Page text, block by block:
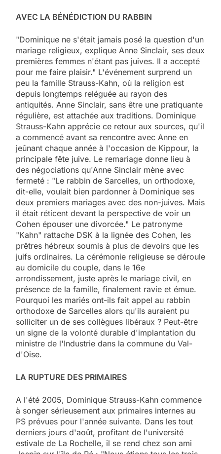
AVEC LA BÉNÉDICTION DU RABBIN
"Dominique ne s'était jamais posé la question d'un
mariage religieux, explique Anne Sinclair, ses deux
premières femmes n'étant pas juives. Il a accepté
pour me faire plaisir." L'événement surprend un
peu la famille Strauss-Kahn, où la religion est
depuis longtemps reléguée au rayon des
antiquités. Anne Sinclair, sans être une pratiquante
régulière, est attachée aux traditions. Dominique
Strauss-Kahn apprécie ce retour aux sources, qu'il
a commencé avant sa rencontre avec Anne en
jeûnant chaque année à l'occasion de Kippour, la
principale fête juive. Le remariage donne lieu à
des négociations qu'Anne Sinclair mène avec
fermeté : "Le rabbin de Sarcelles, un orthodoxe,
dit-elle, voulait bien pardonner à Dominique ses
deux premiers mariages avec des non-juives. Mais
il était réticent devant la perspective de voir un
Cohen épouser une divorcée." Le patronyme
"Kahn" rattache DSK à la lignée des Cohen, les
prêtres hébreux soumis à plus de devoirs que les
juifs ordinaires. La cérémonie religieuse se déroule
au domicile du couple, dans le 16e
arrondissement, juste après le mariage civil, en
présence de la famille, finalement ravie et émue.
Pourquoi les mariés ont-ils fait appel au rabbin
orthodoxe de Sarcelles alors qu'ils auraient pu
solliciter un de ses collègues libéraux ? Peut-être
un signe de la volonté durable d'implantation du
ministre de l'Industrie dans la commune du Val-
d'Oise.
LA RUPTURE DES PRIMAIRES
A l'été 2005, Dominique Strauss-Kahn commence
à songer sérieusement aux primaires internes au
PS prévues pour l'année suivante. Dans les tout
derniers jours d'août, profitant de l'université
estivale de La Rochelle, il se rend chez son ami